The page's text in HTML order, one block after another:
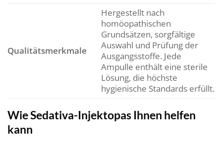
Qualitätsmerkmale
Hergestellt nach
homöopathischen
Grundsätzen, sorgfältige
Auswahl und Prüfung der
Ausgangsstoffe. Jede
Ampulle enthält eine sterile
Lösung, die höchste
hygienische Standards erfüllt.
Wie Sedativa-Injektopas Ihnen helfen
kann